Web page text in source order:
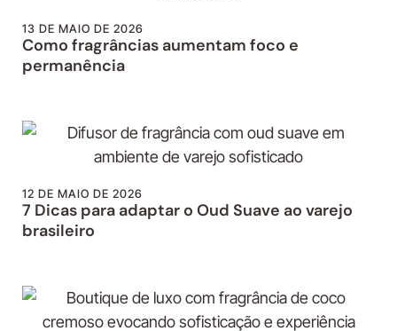
13 DE MAIO DE 2026
Como fragrâncias aumentam foco e
permanência
12 DE MAIO DE 2026
7 Dicas para adaptar o Oud Suave ao varejo
brasileiro